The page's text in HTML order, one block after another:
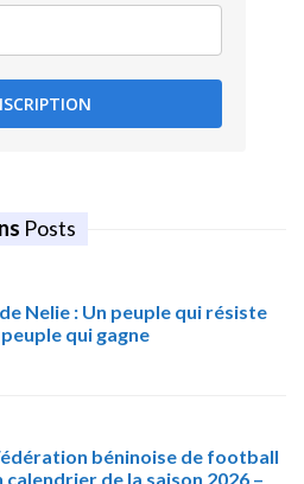
Posts
Nelie : Un peuple qui résiste
qui gagne
béninoise de football
calendrier de la saison 2026 –